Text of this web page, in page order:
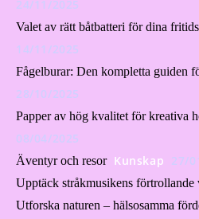
24/11/2025
Valet av rätt båtbatteri för dina
14/11/2025
Fågelburar: Den kompletta guiden
28/10/2025
Papper av hög kvalitet för kreativa
08/04/2025
Äventyr och resor Kunskap 27/
Upptäck stråkmusikens förtrollande
Utforska naturen – hälsosamma